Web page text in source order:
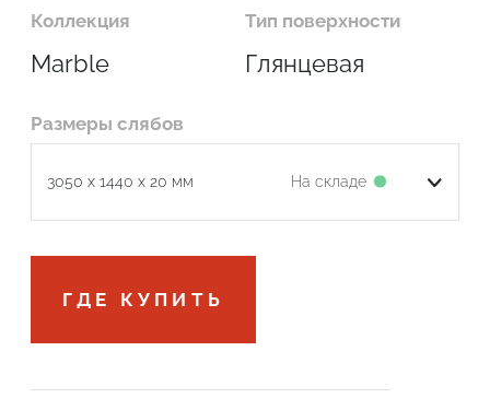
Коллекция
Marble
Тип поверхности
Глянцевая
Размеры слябов
3050 x 1440 x 20 мм На складе
ГДЕ КУПИТЬ
Подтвердите, что вы не робот